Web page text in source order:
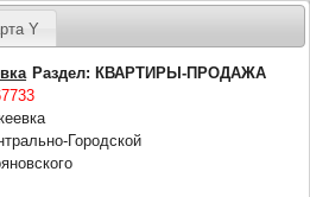
Y
Раздел:КВАРТИРЫ-ПРОДАЖА
Городской